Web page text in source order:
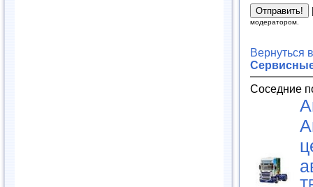
модератором.
Вернуться
Соседние